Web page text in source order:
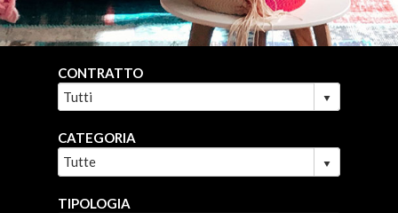
CONTRATTO
CATEGORIA
TIPOLOGIA